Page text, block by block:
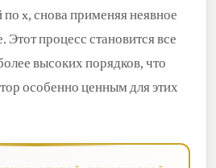
x, снова применяя неявное
процесс становится все
высоких порядков, что
особенно ценным для этих